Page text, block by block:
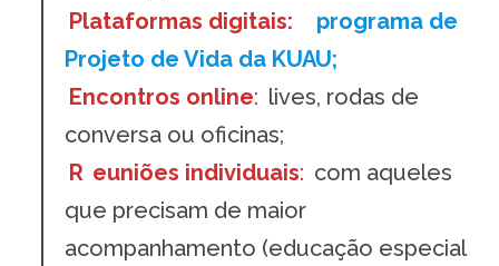
Plataformas digitais:
programa de
Projeto de Vida da KUAU;
Encontros online: lives, rodas de
conversa ou oficinas;
R euniões individuais: com aqueles
que precisam de maior
acompanhamento (educação especial